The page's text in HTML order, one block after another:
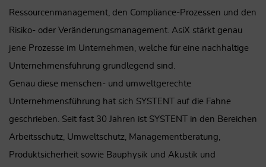
Ressourcenmanagement, den Compliance-Prozessen und den
Risiko- oder Veränderungsmanagement. AsiX stärkt genau
jene Prozesse im Unternehmen, welche für eine nachhaltige
Unternehmensführung grundlegend sind.
Genau diese menschen- und umweltgerechte
Unternehmensführung hat sich SYSTENT auf die Fahne
geschrieben. Seit fast 30 Jahren ist SYSTENT in den Bereichen
Arbeitsschutz, Umweltschutz, Managementberatung,
Produktsicherheit sowie Bauphysik und Akustik und